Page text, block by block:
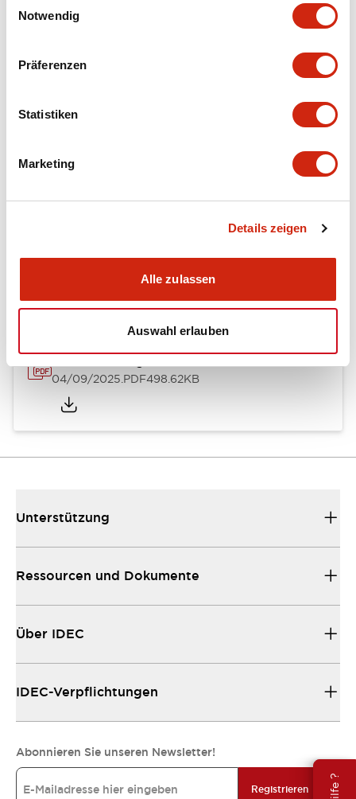
Notwendig
Präferenzen
Statistiken
Marketing
Details zeigen
Alle zulassen
Auswahl erlauben
Aesthetic Specifications
Environmental Specifications
Kataloge & Broschüren CAD-Dateien Genehmigungen &
04/09/2025.PDF498.62KB
Unterstützung
Ressourcen und Dokumente
Über IDEC
IDEC-Verpflichtungen
Abonnieren Sie unseren Newsletter!
Registrieren